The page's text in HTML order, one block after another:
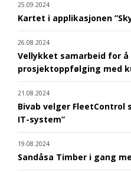
25.09.2024
Kartet i applikasjonen
26.08.2024
Vellykket samarbeid for
prosjektoppfølging med
21.08.2024
Bivab velger FleetControl
IT-system”
19.08.2024
Sandåsa Timber i gang